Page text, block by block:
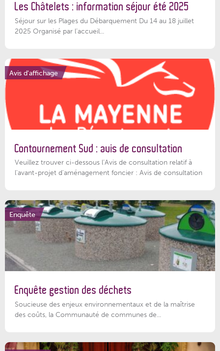
Les Châtelets : information séjour été 2025
Séjour sur les Plages du Débarquement Du 14 au 18 juillet
2025 Organisé par l’accueil...
Avis d'affichage
Contournement Sud : avis de consultation
Veuillez trouver ci-dessous l’Avis de consultation relatif à
l'avant-projet d'aménagement foncier : Avis de consultation
Enquête
Enquête gestion des déchets
Soucieuse des enjeux environnementaux et de la maîtrise
des coûts, la Communauté de communes de...